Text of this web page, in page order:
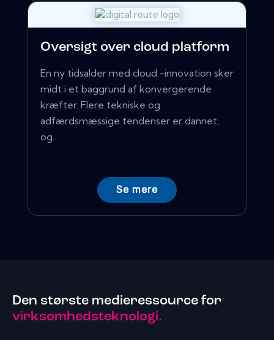
Oversigt over cloud platform
En ny tidsalder med cloud -innovation sker
midt i et baggrund af konvergerende
kræfter. Flere tekniske og
adfærdsmæssige tendenser er dannet,
og...
Se mere
Den største medieressource for
virksomhedsteknologi.